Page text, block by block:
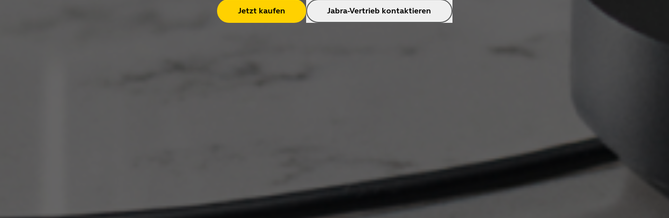
Jetzt kaufen Jabra-Vertrieb kontaktieren